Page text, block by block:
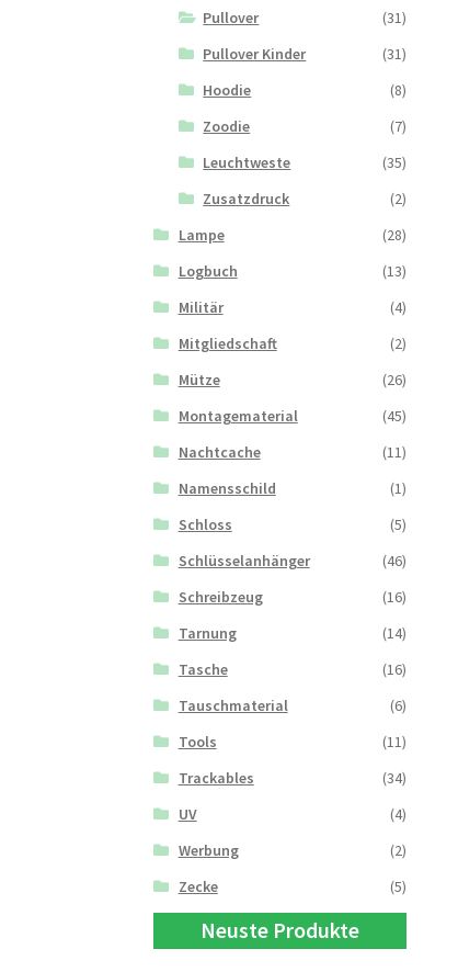
Pullover
(31)
Pullover Kinder
(31)
Hoodie
(8)
Zoodie
(7)
Leuchtweste
(35)
Zusatzdruck
(2)
Lampe
(28)
Logbuch
(13)
Militär
(4)
Mitgliedschaft
(2)
Mütze
(26)
Montagematerial
(45)
Nachtcache
(11)
Namensschild
(1)
Schloss
(5)
Schlüsselanhänger
(46)
Schreibzeug
(16)
Tarnung
(14)
Tasche
(16)
Tauschmaterial
(6)
Tools
(11)
Trackables
(34)
UV
(4)
Werbung
(2)
Zecke
(5)
Neuste Produkte